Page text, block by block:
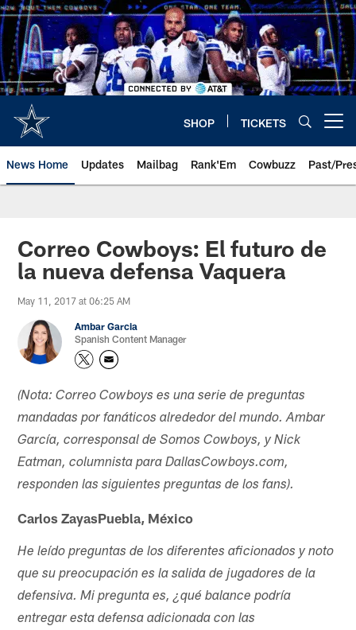
Skip
to
main
content
SHOP TICKETS
News Home Updates Mailbag Rank'Em Cowbuzz Past/
Correo Cowboys: El futuro de
la nueva defensa Vaquera
May 11, 2017 at 06:25 AM
Ambar Garcia
Spanish Content Manager
(Nota: Correo Cowboys es una serie de preguntas
mandadas por fanáticos alrededor del mundo. Ambar
García, corresponsal de Somos Cowboys, y Nick
Eatman, columnista para DallasCowboys.com,
responden las siguientes preguntas de los fans).
Carlos ZayasPuebla, México
He leído preguntas de los diferentes aficionados y noto
que su preocupación es la salida de jugadores de la
defensiva. Mi pregunta es, ¿qué balance podría
entregar esta defensa adicionada con las